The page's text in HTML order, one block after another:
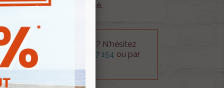
pour restauration fidèle.
technique sur le produit ? N'hésitez
technique au
0254 277 154 ou par